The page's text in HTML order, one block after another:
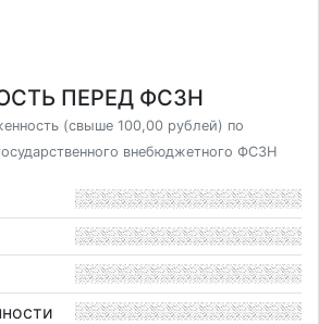
ПЕРЕД ФСЗН
(свыше 100,00 рублей) по
внебюджетного ФСЗН